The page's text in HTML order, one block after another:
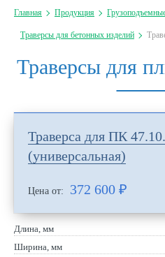
Главная Продукция
Траверсы для бетонных изделий
Траверсы для
Траверса для ПК
(универсальная)
Цена от: 372 600 ₽
Длина, мм
Ширина, мм